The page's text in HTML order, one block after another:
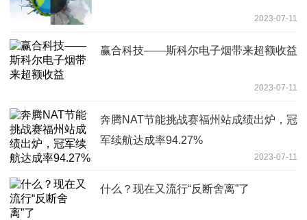
2023-07-11
赢合科技——斯科尔电子烟带来超额收益
2023-07-11
奔腾NAT节能挑战赛福州站成绩出炉，冠
军续航达成率94.27%
2023-07-11
什么？现在又流行“反断舍离”了